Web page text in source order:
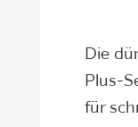
Die
Plus-
für